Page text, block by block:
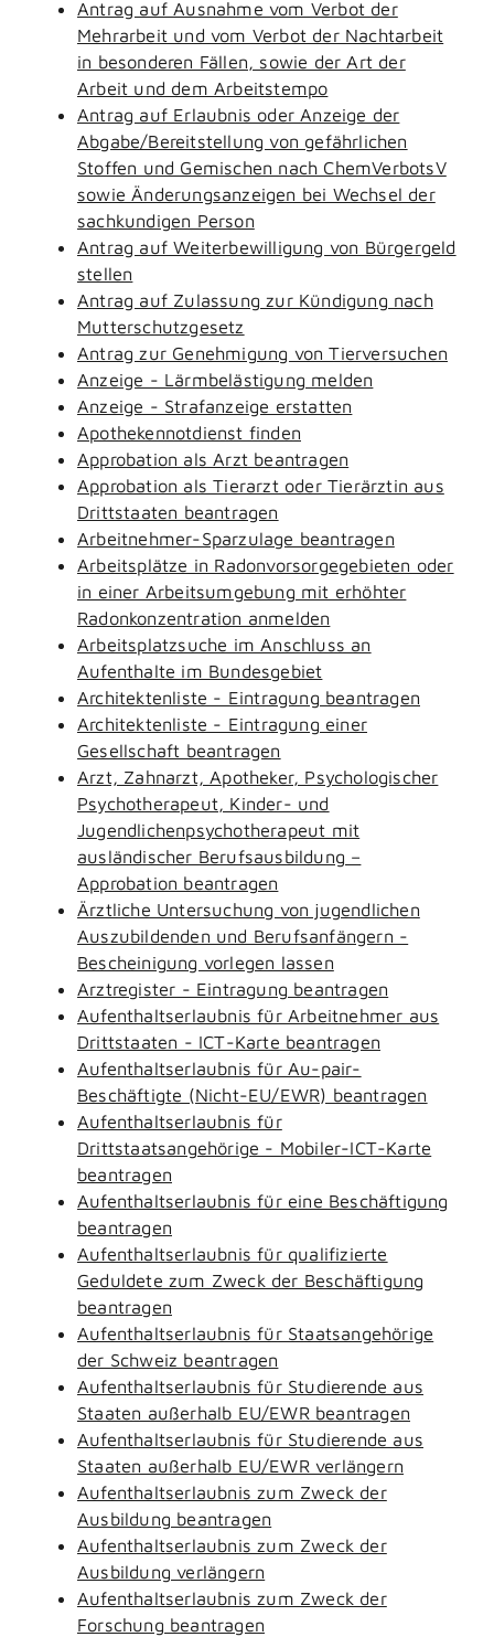
Antrag auf Ausnahme vom Verbot der
Mehrarbeit und vom Verbot der Nachtarbeit
in besonderen Fällen, sowie der Art der
Arbeit und dem Arbeitstempo
Antrag auf Erlaubnis oder Anzeige der
Abgabe/Bereitstellung von gefährlichen
Stoffen und Gemischen nach ChemVerbotsV
sowie Änderungsanzeigen bei Wechsel der
sachkundigen Person
Antrag auf Weiterbewilligung von Bürgergeld
stellen
Antrag auf Zulassung zur Kündigung nach
Mutterschutzgesetz
Antrag zur Genehmigung von Tierversuchen
Anzeige - Lärmbelästigung melden
Anzeige - Strafanzeige erstatten
Apothekennotdienst finden
Approbation als Arzt beantragen
Approbation als Tierarzt oder Tierärztin aus
Drittstaaten beantragen
Arbeitnehmer-Sparzulage beantragen
Arbeitsplätze in Radonvorsorgegebieten oder
in einer Arbeitsumgebung mit erhöhter
Radonkonzentration anmelden
Arbeitsplatzsuche im Anschluss an
Aufenthalte im Bundesgebiet
Architektenliste - Eintragung beantragen
Architektenliste - Eintragung einer
Gesellschaft beantragen
Arzt, Zahnarzt, Apotheker, Psychologischer
Psychotherapeut, Kinder- und
Jugendlichenpsychotherapeut mit
ausländischer Berufsausbildung –
Approbation beantragen
Ärztliche Untersuchung von jugendlichen
Auszubildenden und Berufsanfängern -
Bescheinigung vorlegen lassen
Arztregister - Eintragung beantragen
Aufenthaltserlaubnis für Arbeitnehmer aus
Drittstaaten - ICT-Karte beantragen
Aufenthaltserlaubnis für Au-pair-
Beschäftigte (Nicht-EU/EWR) beantragen
Aufenthaltserlaubnis für
Drittstaatsangehörige - Mobiler-ICT-Karte
beantragen
Aufenthaltserlaubnis für eine Beschäftigung
beantragen
Aufenthaltserlaubnis für qualifizierte
Geduldete zum Zweck der Beschäftigung
beantragen
Aufenthaltserlaubnis für Staatsangehörige
der Schweiz beantragen
Aufenthaltserlaubnis für Studierende aus
Staaten außerhalb EU/EWR beantragen
Aufenthaltserlaubnis für Studierende aus
Staaten außerhalb EU/EWR verlängern
Aufenthaltserlaubnis zum Zweck der
Ausbildung beantragen
Aufenthaltserlaubnis zum Zweck der
Ausbildung verlängern
Aufenthaltserlaubnis zum Zweck der
Forschung beantragen